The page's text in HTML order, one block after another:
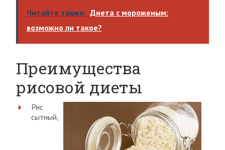
Читайте также: Диета с мороженым:
возможно ли такое?
Преимущества
рисовой диеты
Рис
сытный,